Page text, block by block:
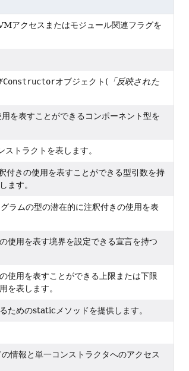
アクセスまたはモジュール関連フラグを
Constructorオブジェクト( 「反映された
を表すことができるコンポーネント型を
トラクトを表します。
付きの使用を表すことができる型引数を持
ます。
ラムの型の潜在的に注釈付きの使用を表
使用を表す境界を設定できる宣言を持つ
使用を表すことができる上限または下限
を表します。
ためのstaticメソッドを提供します。
情報と単一コンストラクタへのアクセス